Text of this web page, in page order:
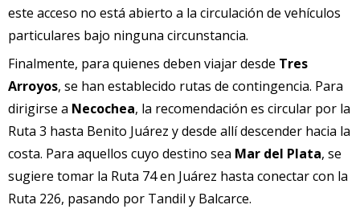
este acceso no está abierto a la circulación de vehículos
particulares bajo ninguna circunstancia.
Finalmente, para quienes deben viajar desde Tres
Arroyos, se han establecido rutas de contingencia. Para
dirigirse a Necochea, la recomendación es circular por la
Ruta 3 hasta Benito Juárez y desde allí descender hacia la
costa. Para aquellos cuyo destino sea Mar del Plata, se
sugiere tomar la Ruta 74 en Juárez hasta conectar con la
Ruta 226, pasando por Tandil y Balcarce.